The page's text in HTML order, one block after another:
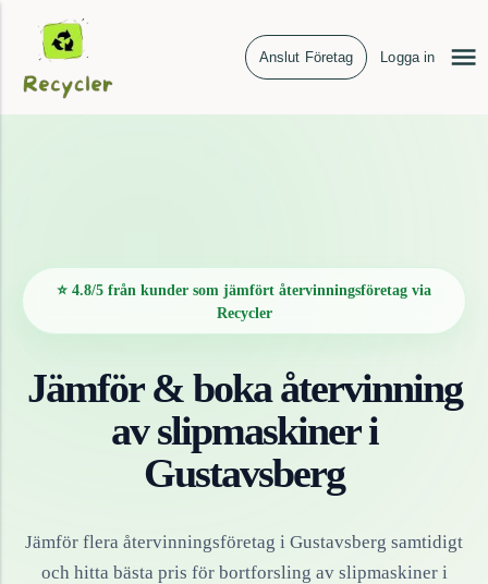
Anslut Företag Logga in
⭐ 4.8/5 från kunder som jämfört återvinningsföretag via
Recycler
Jämför & boka återvinning
avslipmaskineri
Gustavsberg
Jämför flera återvinningsföretag i Gustavsberg samtidigt
och hitta bästa pris för bortforsling av slipmaskineri